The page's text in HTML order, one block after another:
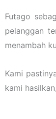
Futago
pelanggan
menambah
Kami
kami